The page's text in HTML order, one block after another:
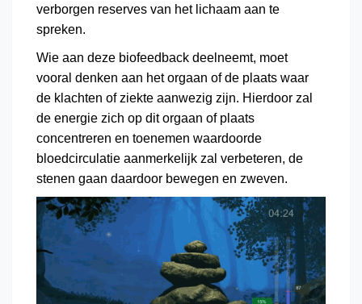
verborgen reserves van het lichaam aan te
spreken.
Wie aan deze biofeedback deelneemt, moet
vooral denken aan het orgaan of de plaats waar
de klachten of ziekte aanwezig zijn. Hierdoor zal
de energie zich op dit orgaan of plaats
concentreren en toenemen waardoorde
bloedcirculatie aanmerkelijk zal verbeteren, de
stenen gaan daardoor bewegen en zweven.